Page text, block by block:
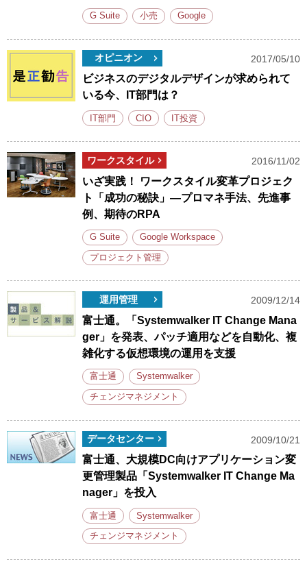
G Suite 小売 Google
オピニオン 2017/05/10
ビジネスのデジタルデザインが求められて
いる今、IT部門は？
IT部門 CIO IT投資
ワークスタイル 2016/11/02
いざ実践！ ワークスタイル変革プロジェク
ト「成功の秘訣」―プロマネ手法、先進事
例、期待のRPA
G Suite Google Workspace
プロジェクト管理
運用管理 2009/12/14
富士通。「Systemwalker IT Change Mana
ger」を発表、パッチ適用などを自動化、複
雑化する仮想環境の運用を支援
富士通 Systemwalker
チェンジマネジメント
データセンター 2009/10/21
富士通、大規模DC向けアプリケーション変
更管理製品「Systemwalker IT Change Ma
nager」を投入
富士通 Systemwalker
チェンジマネジメント